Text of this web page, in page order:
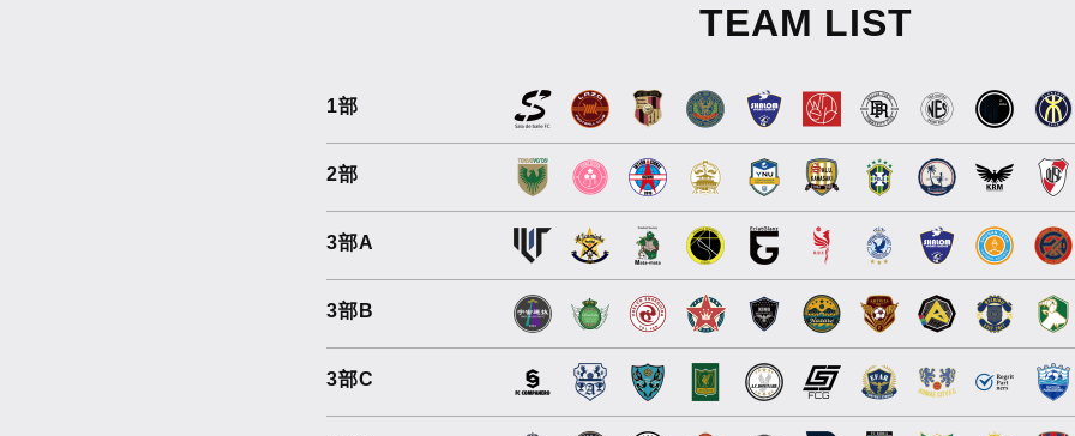
TEAM LIST
1部
2部
3部A
3部B
3部C